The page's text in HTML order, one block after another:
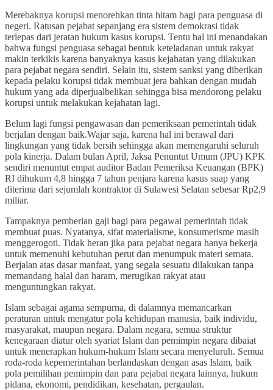
Merebaknya korupsi menorehkan tinta hitam bagi para penguasa di
negeri. Ratusan pejabat sepanjang era sistem demokrasi tidak
terlepas dari jeratan hukum kasus korupsi. Tentu hal ini menandakan
bahwa fungsi penguasa sebagai bentuk keteladanan untuk rakyat
makin terkikis karena banyaknya kasus kejahatan yang dilakukan
para pejabat negara sendiri. Selain itu, sistem sanksi yang diberikan
kepada pelaku korupsi tidak membuat jera bahkan dengan mudah
hukum yang ada diperjualbelikan sehingga bisa mendorong pelaku
korupsi untuk melakukan kejahatan lagi.
Belum lagi fungsi pengawasan dan pemeriksaan pemerintah tidak
berjalan dengan baik.Wajar saja, karena hal ini berawal dari
lingkungan yang tidak bersih sehingga akan memengaruhi seluruh
pola kinerja. Dalam bulan April, Jaksa Penuntut Umum (JPU) KPK
sendiri menuntut empat auditor Badan Pemeriksa Keuangan (BPK)
RI dihukum 4,8 hingga 7 tahun penjara karena kasus suap yang
diterima dari sejumlah kontraktor di Sulawesi Selatan sebesar Rp2,9
miliar.
Tampaknya pemberian gaji bagi para pegawai pemerintah tidak
membuat puas. Nyatanya, sifat materialisme, konsumerisme masih
menggerogoti. Tidak heran jika para pejabat negara hanya bekerja
untuk memenuhi kebutuhan perut dan menumpuk materi semata.
Berjalan atas dasar manfaat, yang segala sesuatu dilakukan tanpa
memandang halal dan haram, merugikan rakyat atau
menguntungkan rakyat.
Islam sebagai agama sempurna, di dalamnya memancarkan
peraturan untuk mengatur pola kehidupan manusia, baik individu,
masyarakat, maupun negara. Dalam negara, semua struktur
kenegaraan diatur oleh syariat Islam dan pemimpin negara dibaiat
untuk menerapkan hukum-hukum Islam secara menyeluruh. Semua
roda-roda kepemerintahan berlandaskan dengan asas Islam, baik
pola pemilihan pemimpin dan para pejabat negara lainnya, hukum
pidana, ekonomi, pendidikan, kesehatan, pergaulan.